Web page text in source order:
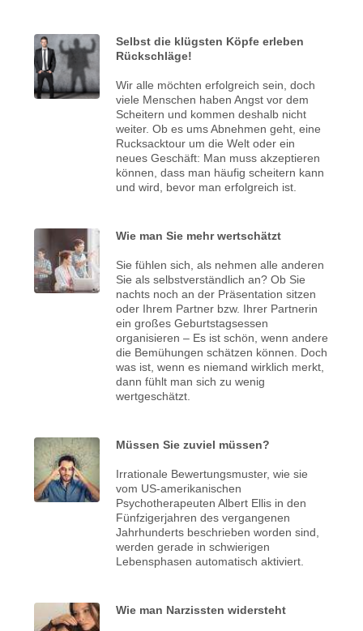
Selbst die klügsten Köpfe erleben
Rückschläge!
Wir alle möchten erfolgreich sein, doch
viele Menschen haben Angst vor dem
Scheitern und kommen deshalb nicht
weiter. Ob es ums Abnehmen geht, eine
Rucksacktour um die Welt oder ein
neues Geschäft: Man muss akzeptieren
können, dass man häufig scheitern kann
und wird, bevor man erfolgreich ist.
Wie man Sie mehr wertschätzt
Sie fühlen sich, als nehmen alle anderen
Sie als selbstverständlich an? Ob Sie
nachts noch an der Präsentation sitzen
oder Ihrem Partner bzw. Ihrer Partnerin
ein großes Geburtstagsessen
organisieren – Es ist schön, wenn andere
die Bemühungen schätzen können. Doch
was ist, wenn es niemand wirklich merkt,
dann fühlt man sich zu wenig
wertgeschätzt.
Müssen Sie zuviel müssen?
Irrationale Bewertungsmuster, wie sie
vom US-amerikanischen
Psychotherapeuten Albert Ellis in den
Fünfzigerjahren des vergangenen
Jahrhunderts beschrieben worden sind,
werden gerade in schwierigen
Lebensphasen automatisch aktiviert.
Wie man Narzissten widersteht